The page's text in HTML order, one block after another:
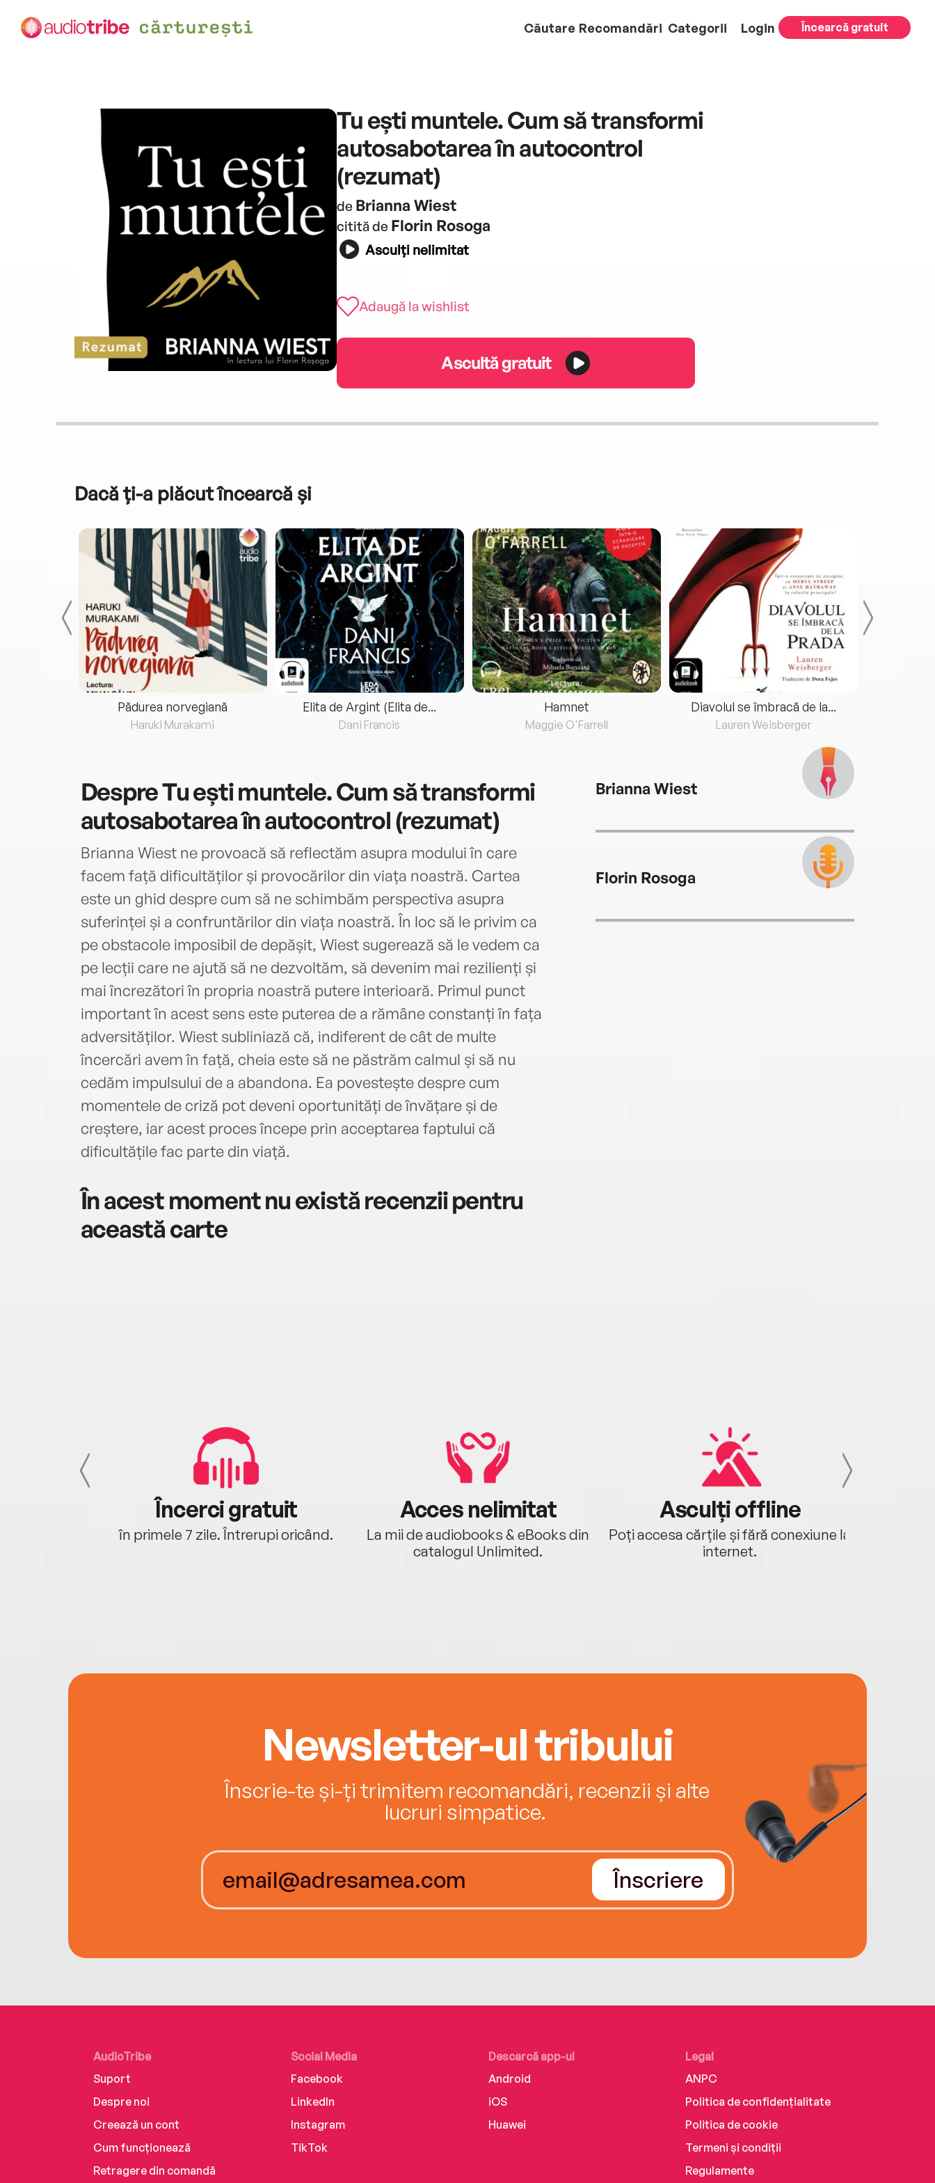
Căutare Recomandări Categorii Login Încearcă gratuit
Tu ești muntele. Cum să transformi
autosabotarea în autocontrol
(rezumat)
de Brianna Wiest
citită de Florin Rosoga
Asculți nelimitat
Adaugă la wishlist
Ascultă gratuit
Dacă ți-a plăcut încearcă și
Pădurea norvegiană
Haruki Murakami
Elita de Argint (Elita de...
Dani Francis
Hamnet
Maggie O'Farrell
Diavolul se îmbracă de la...
Lauren Weisberger
DespreTu ești muntele. Cum să transformi
autosabotarea în autocontrol (rezumat)
Brianna Wiest ne provoacă să reflectăm asupra modului în care
facem față dificultăților și provocărilor din viața noastră. Cartea
este un ghid despre cum să ne schimbăm perspectiva asupra
suferinței și a confruntărilor din viața noastră. În loc să le privim ca
pe obstacole imposibil de depășit, Wiest sugerează să le vedem ca
pe lecții care ne ajută să ne dezvoltăm, să devenim mai rezilienți și
mai încrezători în propria noastră putere interioară. Primul punct
important în acest sens este puterea de a rămâne constanți în fața
adversităților. Wiest subliniază că, indiferent de cât de multe
încercări avem în față, cheia este să ne păstrăm calmul și să nu
cedăm impulsului de a abandona. Ea povestește despre cum
momentele de criză pot deveni oportunități de învățare și de
creștere, iar acest proces începe prin acceptarea faptului că
dificultățile fac parte din viață.
În acest moment nu există recenzii pentru
această carte
Brianna Wiest
Florin Rosoga
Încerci gratuit
în primele 7 zile. Întrerupi oricând.
Acces nelimitat
La mii de audiobooks & eBooks din
catalogul Unlimited.
Asculți offline
Poți accesa cărțile și fără conexiune la
internet.
Newsletter-ul tribului
Înscrie-te și-ți trimitem recomandări, recenzii și alte
lucruri simpatice.
Înscriere
AudioTribe
Suport
Despre noi
Creează un cont
Cum funcționează
Retragere din comandă
Social Media
Facebook
LinkedIn
Instagram
TikTok
Descarcă app-ul
Android
iOS
Huawei
Legal
ANPC
Politica de confidențialitate
Politica de cookie
Termeni și condiții
Regulamente